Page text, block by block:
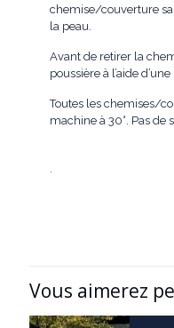
chemise/couverture
la peau.
Avant de retirer la
poussière à l’aide d’une
Toutes les chemises/
machine à 30°. Pas de
.
Vous aimerez